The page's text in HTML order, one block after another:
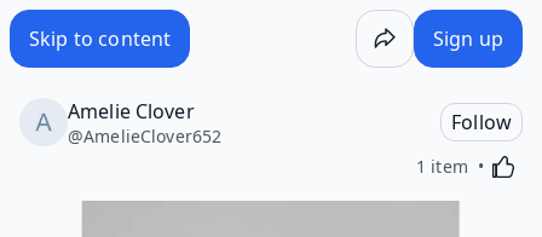
Skip to content Sign up
Amelie Clover
@AmelieClover652
Follow
1 item